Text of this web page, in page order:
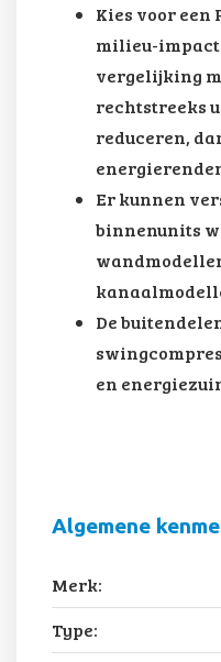
Kies voor een
milieu-impact
vergelijking
rechtstreeks
reduceren,
Er kunnen
binnenunits
De
en
Algemene
Merk:
Type: